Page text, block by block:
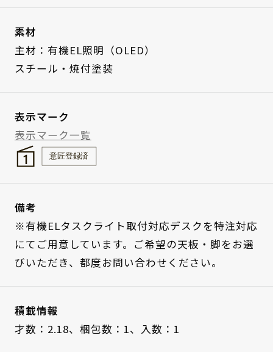
素材
主材：有機EL照明（OLED）
スチール・焼付塗装
表示マーク
表示マーク一覧
備考
※有機ELタスクライト取付対応デスクを特注対応
にてご用意しています。ご希望の天板・脚をお選
びいただき、都度お問い合わせください。
積載情報
才数：2.18、 梱包数：1、 入数：1